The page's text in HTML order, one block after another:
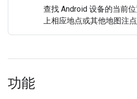
查找 Android 设备的当前
上相应地点或其他地图注点
功能